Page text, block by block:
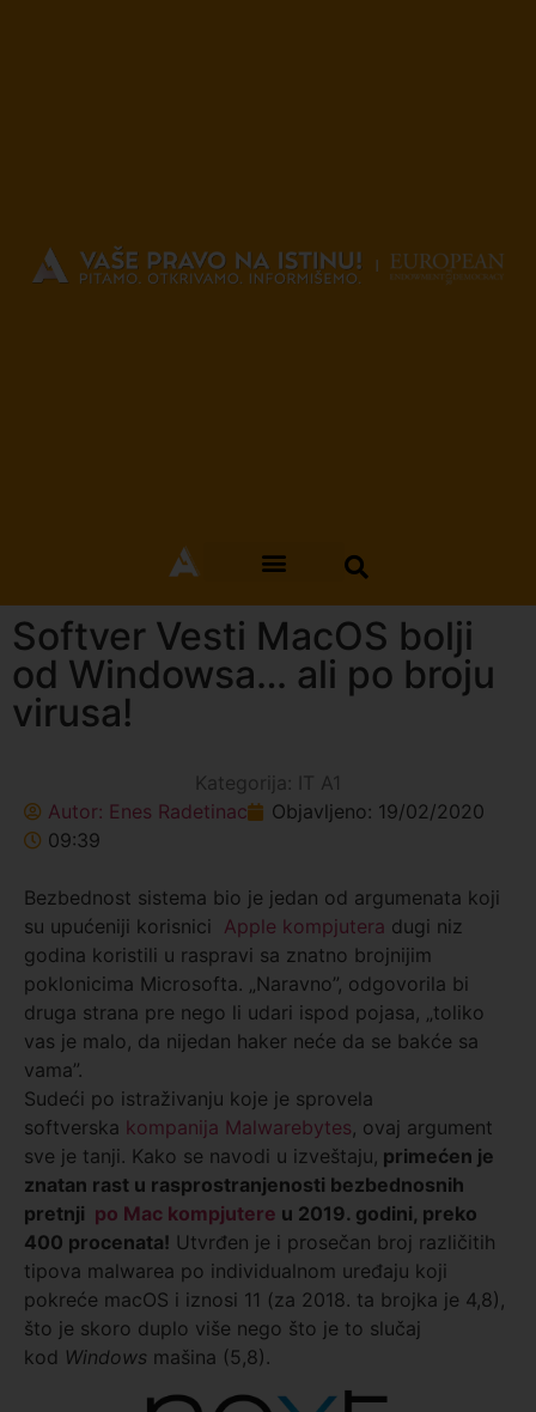
Softver Vesti MacOS bolji
od Windowsa… ali po broju
virusa!
Kategorija:
IT A1
Autor: Enes Radetinac Objavljeno: 19/02/2020
09:39
Bezbednost sistema bio je jedan od argumenata koji
su upućeniji korisnici Apple kompjutera dugi niz
godina koristili u raspravi sa znatno brojnijim
poklonicima Microsofta. „Naravno”, odgovorila bi
druga strana pre nego li udari ispod pojasa, „toliko
vas je malo, da nijedan haker neće da se bakće sa
vama”.
Sudeći po istraživanju koje je sprovela
softverska kompanija Malwarebytes, ovaj argument
sve je tanji. Kako se navodi u izveštaju, primećen je
znatan rast u rasprostranjenosti bezbednosnih
pretnji po Mac kompjutere u 2019. godini, preko
400 procenata! Utvrđen je i prosečan broj različitih
tipova malwarea po individualnom uređaju koji
pokreće macOS i iznosi 11 (za 2018. ta brojka je 4,8),
što je skoro duplo više nego što je to slučaj
kod Windows mašina (5,8).